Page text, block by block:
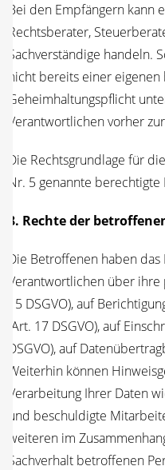
Bei den Emp­fän­gern kann
Rechts­be­ra­ter,
Sach­ver­stän­di­ge han­deln.
nicht bereits einer
Geheim­hal­tungs­pflicht
Ver­ant­wort­li­chen vor­her
Die Rechts­grund­la­ge für
Nr. 5 genann­te
8. Rech­te der
Die Betrof­fe­nen haben
Ver­ant­wort­li­chen über
15 DSGVO), auf
(Art. 17 DSGVO), auf
DSGVO), auf
Wei­ter­hin kön­nen
Ver­ar­bei­tung Ihrer Daten
und beschul­dig­te
wei­te­ren im
Sach­ver­halt betrof­fe­nen